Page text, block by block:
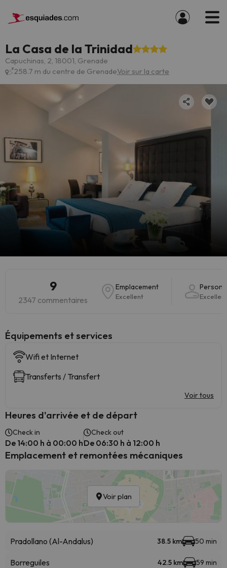
La Casa de la Trinidad
Capuchinas, 2, 18001, Grenade
258.7 m du centre de GrenadeVoir sur la carte
9
2347 commentaires
Emplacement
Excellent Excellent
​Équipements et services
Wifi et Internet
Transferts / Transfert
Voir tous
Heures d'arrivée et de départ
Check in
De 14:00 h à 00:00 h
Check out
De 06:30 h à 12:00 h
Emplacement et remontées mécaniques
Voir plan
Pradollano (Al-Andalus) 38.5 km 50 min
Borreguiles 42.5 km 59 min